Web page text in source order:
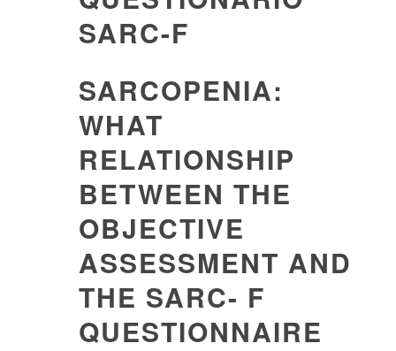
SARC-F
SARCOPENIA:
WHAT
RELATIONSHIP
BETWEEN THE
OBJECTIVE
ASSESSMENT AND
THE SARC- F
QUESTIONNAIRE